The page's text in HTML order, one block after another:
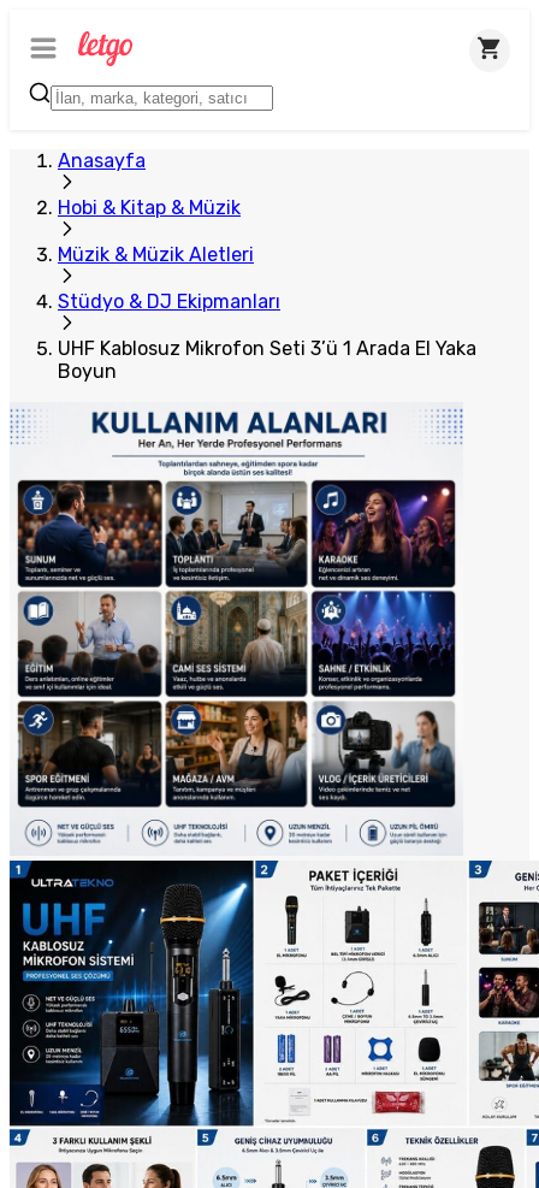
Anasayfa
Hobi & Kitap & Müzik
Müzik & Müzik Aletleri
Stüdyo & DJ Ekipmanları
UHF Kablosuz Mikrofon Seti 3’ü 1 Arada El Yaka
Boyun
Plus Satıcı